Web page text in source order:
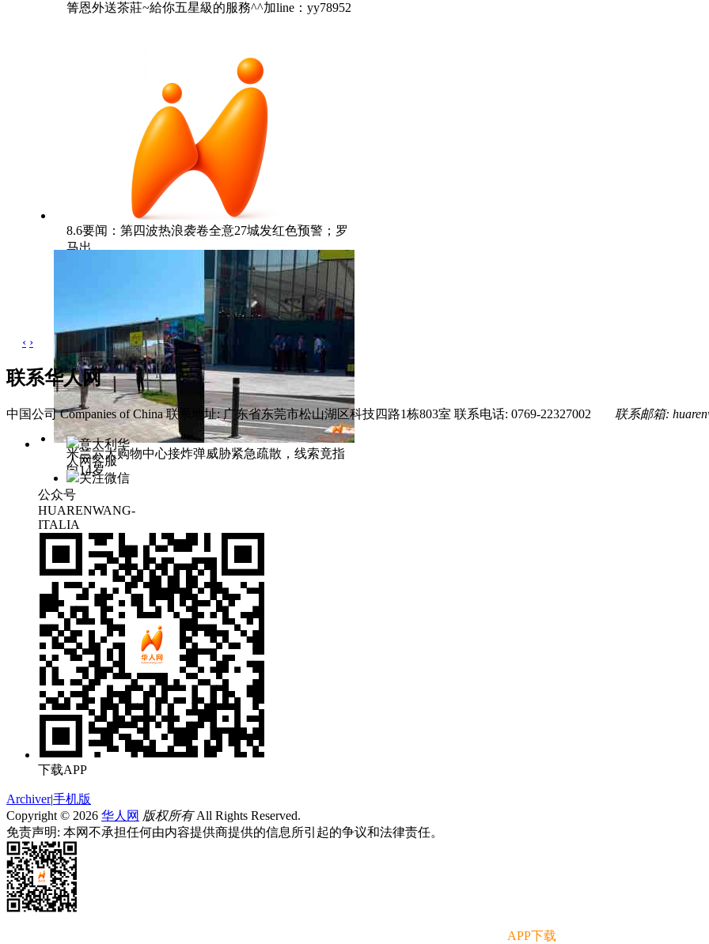
箐恩外送茶莊~給你五星級的服務^^加line：yy78952
8.6要闻：第四波热浪袭卷全意27城发红色预警；罗
马出
米兰六大购物中心接炸弹威胁紧急疏散，线索竟指
向14岁
‹ ›
联系华人网
中国公司 Companies of China 联系地址: 广东省东莞市松山湖区科技四路1栋803室 联系电话: 0769-22327002 联系邮箱:
意大利华
人网客服
关注微信
公众号
HUARENWANG-
ITALIA
下载APP
Archiver|手机版
Copyright © 2026 华人网 版权所有All Rights Reserved.
免责声明: 本网不承担任何由内容提供商提供的信息所引起的争议和法律责任。
APP下载